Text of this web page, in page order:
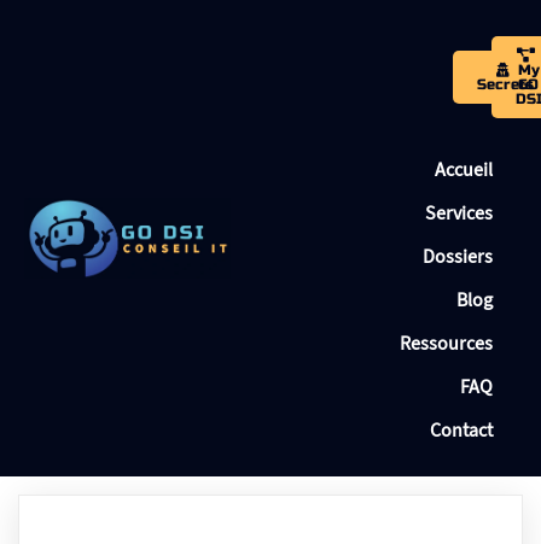
Secrets
My
GO
DSI
Accueil
Services
Dossiers
Blog
Ressources
FAQ
Contact